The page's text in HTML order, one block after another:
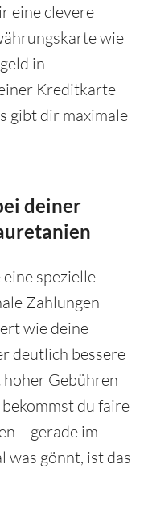
eine clevere
wie
in
Kreditkarte
gibt dir maximale
deiner
spezielle
Zahlungen
wie deine
deutlich bessere
Gebühren
du faire
– gerade im
was gönnt, ist das